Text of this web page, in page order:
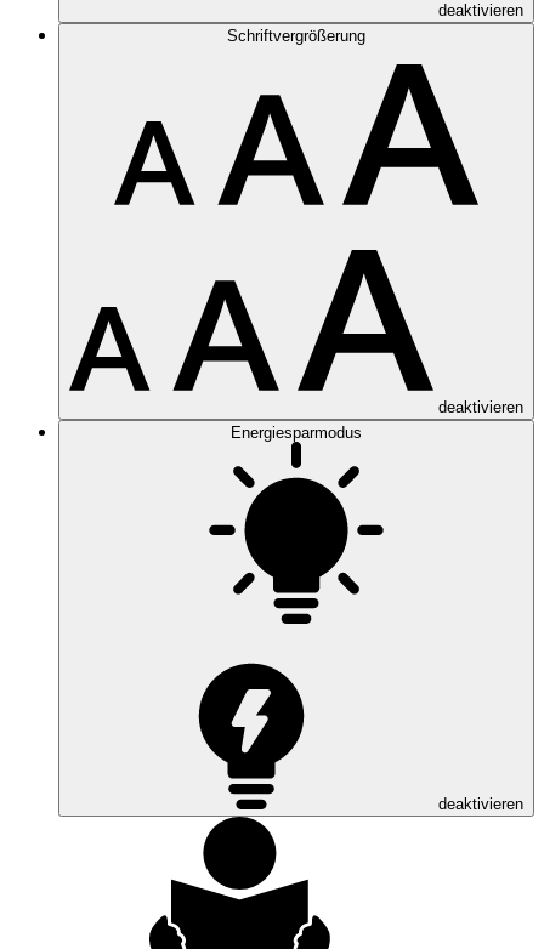
deaktivieren
Schriftvergrößerung
deaktivieren
Energiesparmodus
deaktivieren